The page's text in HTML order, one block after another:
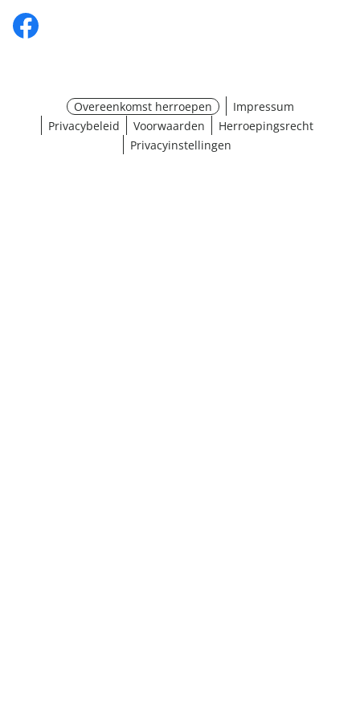
Overeenkomst herroepen
Impressum
Privacybeleid
Voorwaarden
Herroepingsrecht
Privacyinstellingen